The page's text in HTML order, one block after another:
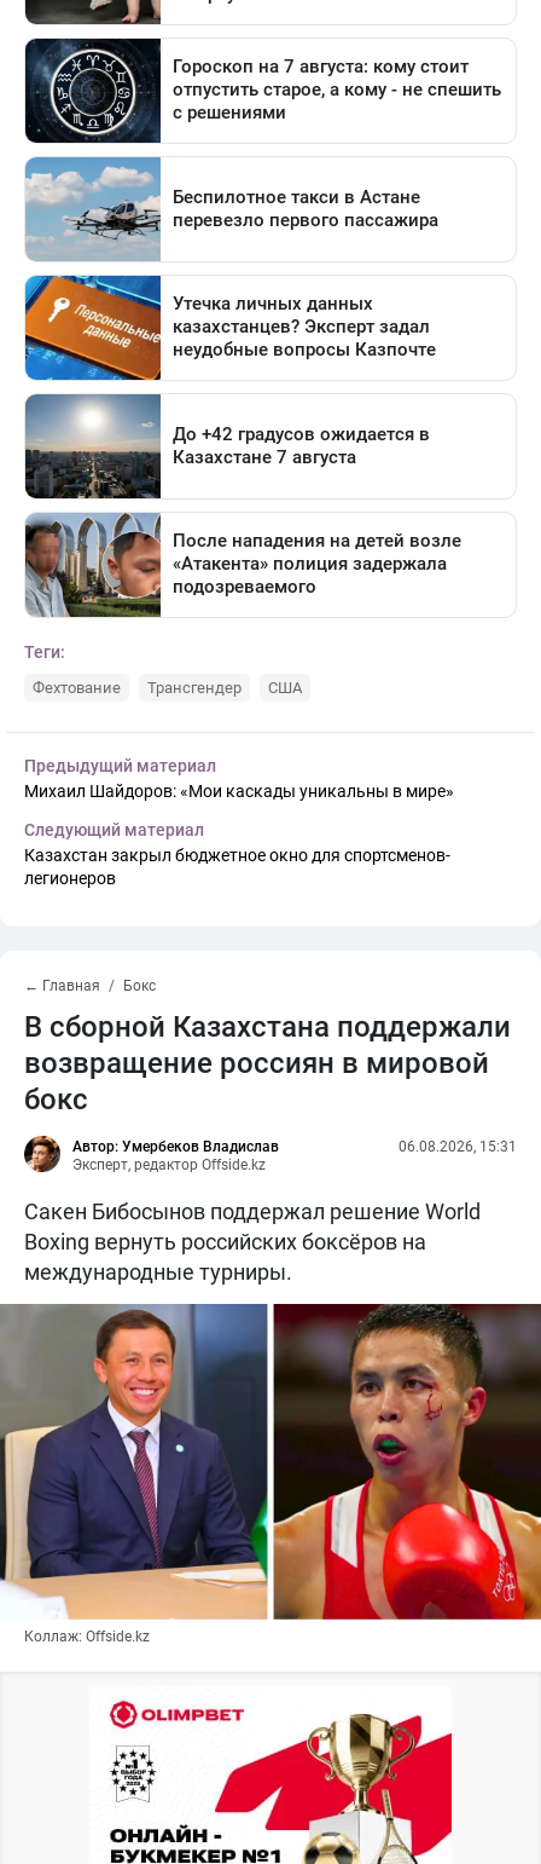
Теги:
Фехтование Трансгендер США
Предыдущий материал
Михаил Шайдоров: «Мои каскады уникальны в мире»
Следующий материал
Казахстан закрыл бюджетное окно для спортсменов-
легионеров
← Главная Бокс
В сборной Казахстана поддержали
возвращение россиян в мировой
бокс
Автор: Умербеков Владислав
Эксперт, редактор Offside.kz
06.08.2026, 15:31
Сакен Бибосынов поддержал решение World
Boxing вернуть российских боксёров на
международные турниры.
Коллаж: Offside.kz